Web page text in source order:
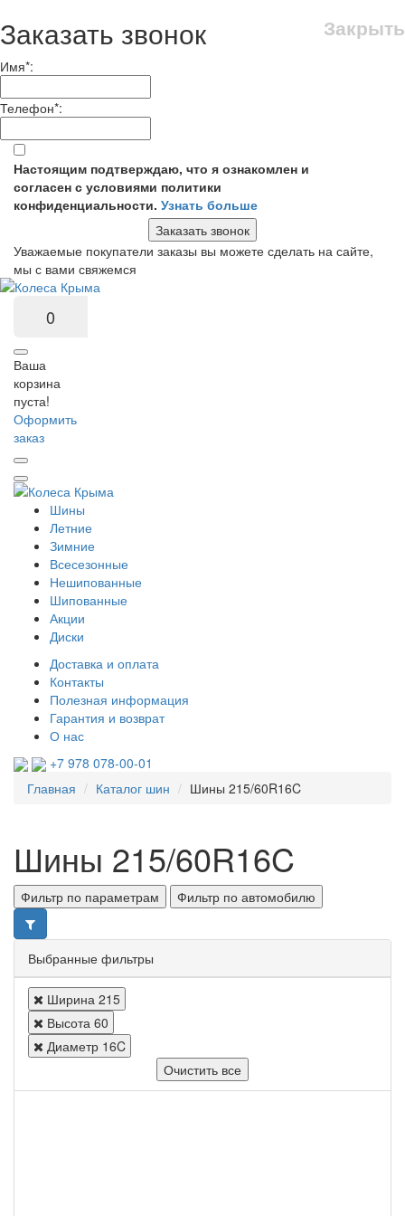
Закрыть
Заказать звонок
Имя*:
Телефон*:
Настоящим подтверждаю, что я ознакомлен и
согласен с условиями политики
конфиденциальности. Узнать больше
Заказать звонок
Уважаемые покупатели заказы вы можете сделать на сайте,
мы с вами свяжемся
0
Ваша
корзина
пуста!
Оформить
заказ
Шины
Летние
Зимние
Всесезонные
Нешипованные
Шипованные
Акции
Диски
Доставка и оплата
Контакты
Полезная информация
Гарантия и возврат
О нас
+7 978 078-00-01
Главная
Каталог шин Шины 215/60R16C
Шины 215/60R16C
Фильтр по параметрам Фильтр по автомобилю
Выбранные фильтры
Ширина 215
Высота 60
Диаметр 16C
Очистить все